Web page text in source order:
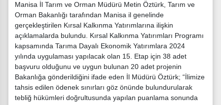
Manisa İl Tarım ve Orman Müdürü Metin Öztürk, Tarım ve
Orman Bakanlığı tarafından Manisa il genelinde
gerçekleştirilen Kırsal Kalkınma Yatırımlarına ilişkin
açıklamalarda bulundu. Kırsal Kalkınma Yatırımları Programı
kapsamında Tarıma Dayalı Ekonomik Yatırımlara 2024
yılında uygulaması yapılacak olan 15. Etap için 38 adet
başvuru olduğunu ve uygun bulunan 20 adet projenin
Bakanlığa gönderildiğini ifade eden İl Müdürü Öztürk; “İlimize
tahsis edilen ödenek sınırları göz önünde bulundurularak
tebliğ hükümleri doğrultusunda yapılan puanlama sonunda